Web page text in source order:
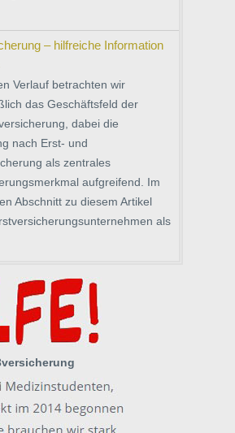
– hilfreiche Information
Verlauf betrachten wir
das Geschäftsfeld der
dabei die
nach Erst- und
als zentrales
aufgreifend. Im
Abschnitt zu diesem Artikel
als